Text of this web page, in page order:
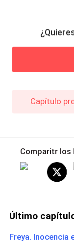
Capítulo
Comparitr los
Último
Freya.